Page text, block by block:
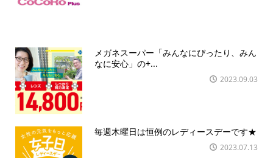
メガネスーパー「みんなにぴったり、みん
なに安心」の+...
2023.09.03
毎週木曜日は恒例のレディースデーです★
2023.07.13